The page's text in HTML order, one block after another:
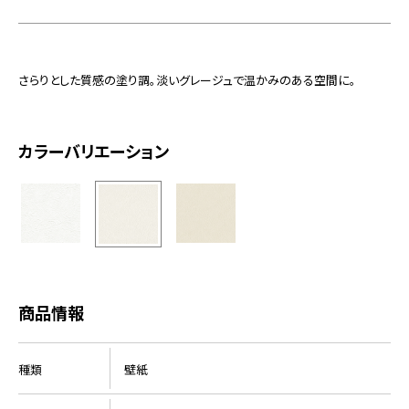
さらりとした質感の塗り調。淡いグレージュで温かみのある空間に。
カラーバリエーション
商品情報
種類 壁紙